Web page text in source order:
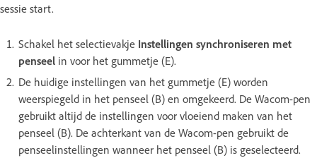
sessie start.
Schakel het selectievakje Instellingen synchroniseren met
penseel in voor het gummetje (E).
De huidige instellingen van het gummetje (E) worden
weerspiegeld in het penseel (B) en omgekeerd. De Wacom-pen
gebruikt altijd de instellingen voor vloeiend maken van het
penseel (B). De achterkant van de Wacom-pen gebruikt de
penseelinstellingen wanneer het penseel (B) is geselecteerd.